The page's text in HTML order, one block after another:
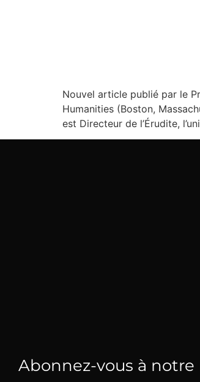
Nouvel article publié par le
Humanities (Boston,
est Directeur de l’Érudite,
Abonnez-vous à